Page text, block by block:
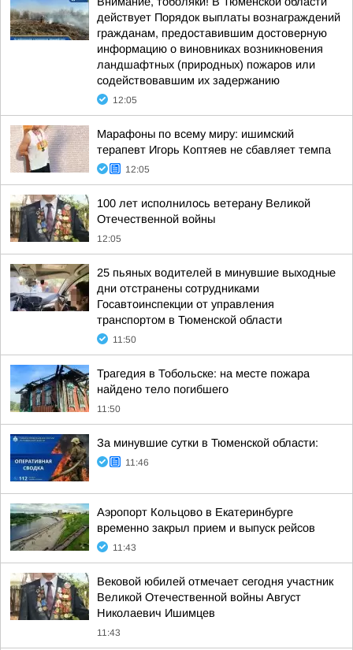
действует Порядок выплаты вознаграждений
гражданам, предоставившим достоверную
информацию о виновниках возникновения
ландшафтных (природных) пожаров или
содействовавшим их задержанию
12:05
Марафоны по всему миру: ишимский
терапевт Игорь Коптяев не сбавляет темпа
12:05
100 лет исполнилось ветерану Великой
Отечественной войны
12:05
25 пьяных водителей в минувшие выходные
дни отстранены сотрудниками
Госавтоинспекции от управления
транспортом в Тюменской области
11:50
Трагедия в Тобольске: на месте пожара
найдено тело погибшего
11:50
За минувшие сутки в Тюменской области:
11:46
Аэропорт Кольцово в Екатеринбурге
временно закрыл прием и выпуск рейсов
11:43
Вековой юбилей отмечает сегодня участник
Великой Отечественной войны Август
Николаевич Ишимцев
11:43